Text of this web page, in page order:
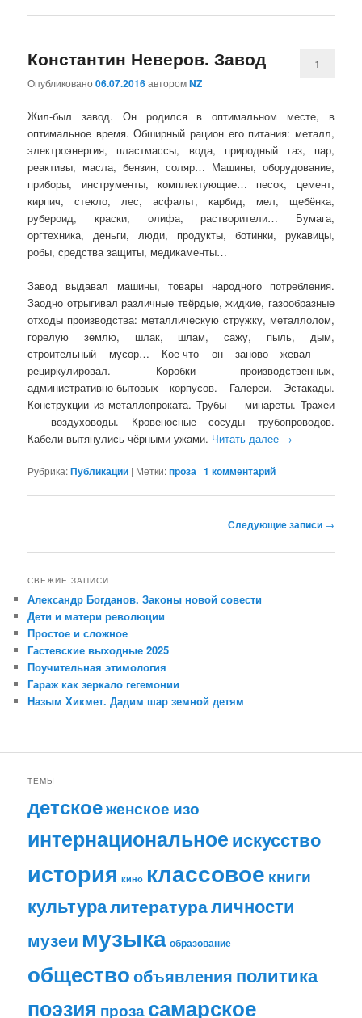
Константин Неверов. Завод
Опубликовано06.07.2016авторомNZ
1
Жил-был завод. Он родился в оптимальном месте, в
оптимальное время. Обширный рацион его питания: металл,
электроэнергия, пластмассы, вода, природный газ, пар,
реактивы, масла, бензин, соляр… Машины, оборудование,
приборы, инструменты, комплектующие… песок, цемент,
кирпич, стекло, лес, асфальт, карбид, мел, щебёнка,
рубероид, краски, олифа, растворители… Бумага,
оргтехника, деньги, люди, продукты, ботинки, рукавицы,
робы, средства защиты, медикаменты…
Завод выдавал машины, товары народного потребления.
Заодно отрыгивал различные твёрдые, жидкие, газообразные
отходы производства: металлическую стружку, металлолом,
горелую землю, шлак, шлам, сажу, пыль, дым,
строительный мусор… Кое-что он заново жевал —
рециркулировал. Коробки производственных,
административно-бытовых корпусов. Галереи. Эстакады.
Конструкции из металлопроката. Трубы — минареты. Трахеи
— воздуховоды. Кровеносные сосуды трубопроводов.
Кабели вытянулись чёрными ужами. Читать далее →
Рубрика:Публикации | Метки:проза |1 комментарий
записям
Следующие записи →
СВЕЖИЕ ЗАПИСИ
Александр Богданов. Законы новой совести
Дети и матери революции
Простое и сложное
Гастевские выходные 2025
Поучительная этимология
Гараж как зеркало гегемонии
Назым Хикмет. Дадим шар земной детям
ТЕМЫ
детскоеженское изо
интернациональноеискусство
история кино классовое книги
культуралитератураличности
музеи музыка образование
обществообъявления политика
поэзия прозасамарское